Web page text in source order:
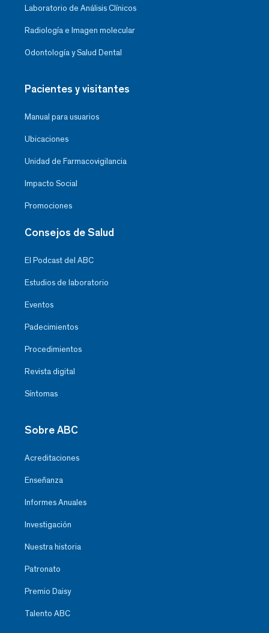
Laboratorio de Análisis Clínicos
Radiología e Imagen molecular
Odontología y Salud Dental
Pacientes y visitantes
Manual para usuarios
Ubicaciones
Unidad de Farmacovigilancia
Impacto Social
Promociones
Consejos de Salud
El Podcast del ABC
Estudios de laboratorio
Eventos
Padecimientos
Procedimientos
Revista digital
Síntomas
Sobre ABC
Acreditaciones
Enseñanza
Informes Anuales
Investigación
Nuestra historia
Patronato
Premio Daisy
Talento ABC